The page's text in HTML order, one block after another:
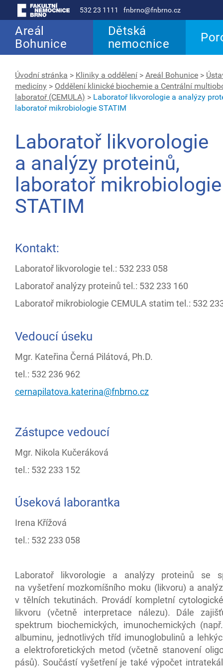
532 23 1111 fnbrno@fnbrno.cz
Areál
Bohunice
Dětská
nemocnice
Úvodní stránka > Kliniky a oddělení > Areál Bohunice >
medicíny > Oddělení klinické biochemie a Centrální
laboratoř (CEMULA) > Laboratoř likvorologie a analýzy
laboratoř mikrobiologie STATIM
Laboratoř likvorologie
a analýzy proteinů,
laboratoř mikrobiologie
STATIM
Kontakt:
Laboratoř likvorologie tel.: 532 233 058
Laboratoř analýzy proteinů tel.: 532 233 160
Laboratoř mikrobiologie CEMULA statim tel.: 532
Vedoucí úseku
Mgr. Kateřina Černá Pilátová, Ph.D.
tel.: 532 236 962
cernapilatova.katerina@fnbrno.cz
Zástupce vedoucí
Mgr. Nikola Kučeráková
tel.: 532 233 152
Úseková laborantka
Irena Křížová
tel.: 532 233 058
Laboratoř likvorologie a analýzy proteinů se
na vyšetření mozkomíšního moku (likvoru) a
v tělních tekutinách. Provádí kompletní
likvoru (včetně interpretace nálezu). Dále
spektrum biochemických, imunochemických
albuminu, jednotlivých tříd imunoglobulinů a
a elektroforetických metod (včetně stanovení
pásů). Součástí vyšetření je také výpočet